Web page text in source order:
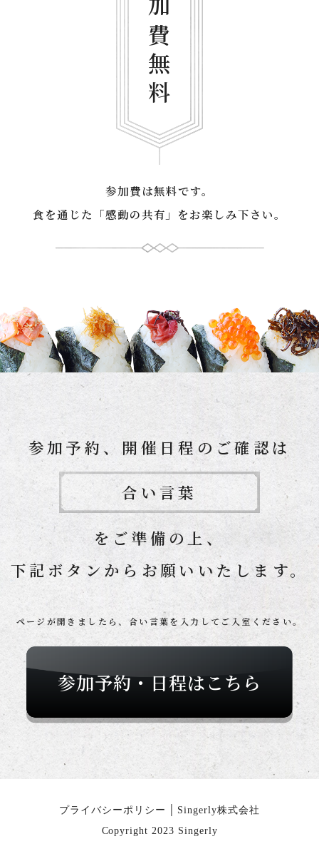
参加費無料
参加費は無料です。
食を通じた「感動の共有」をお楽しみ下さい。
参加予約、開催日程のご確認は
合い言葉
をご準備の上、
下記ボタンからお願いいたします。
ページが開きましたら、合い言葉を入力してご入室ください。
参加予約・日程はこちら
プライバシーポリシー
Singerly株式会社
Copyright 2023 Singerly